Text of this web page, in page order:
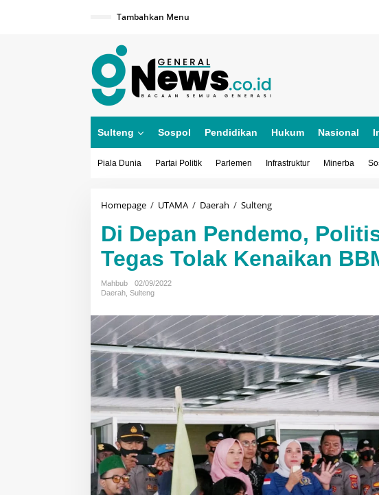
Tambahkan Menu
Sulteng Sospol Pendidikan Hukum Nasional
Piala Dunia Partai Politik Parlemen Infrastruktur Minerba
Homepage / UTAMA / Daerah / SultengDi
Pendemo,
Politisi
Perempuan
Ini
BBM
Di Depan Pendemo,
Tegas Tolak Kenaikan
Mahbub
02/09/2022
Daerah Sulteng